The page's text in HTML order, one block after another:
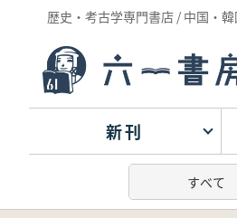
歴史・考古学専門書店 / 中国・
新刊